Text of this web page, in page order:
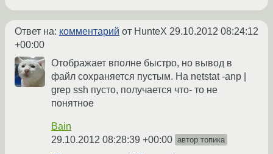
Ответ на: комментарий от HunteX 29.10.2012 08:24:12
+00:00
Отображает вполне быстро, но вывод в
файл сохраняется пустым. На netstat -anp |
grep ssh пусто, получается что- то не
понятное
Bain
29.10.2012 08:28:39 +00:00 автор топика